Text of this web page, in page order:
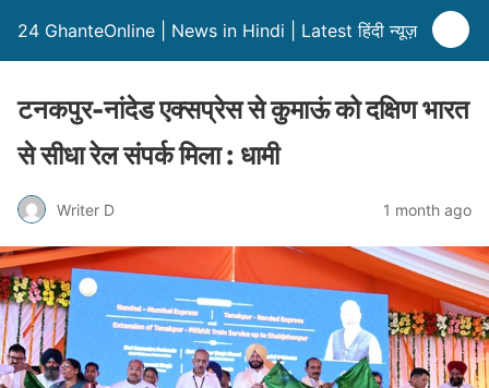
24 GhanteOnline | News in Hindi | Latest हिंदी न्यूज़
टनकपुर-नांदेड एक्सप्रेस से कुमाऊं को दक्षिण भारत
से सीधा रेल संपर्क मिला : धामी
Writer D 1 month ago